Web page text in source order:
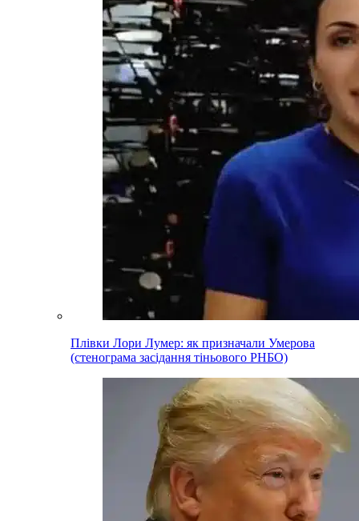
Плівки Лори Лумер: як призначали Умерова
(стенограма засідання тіньового РНБО)